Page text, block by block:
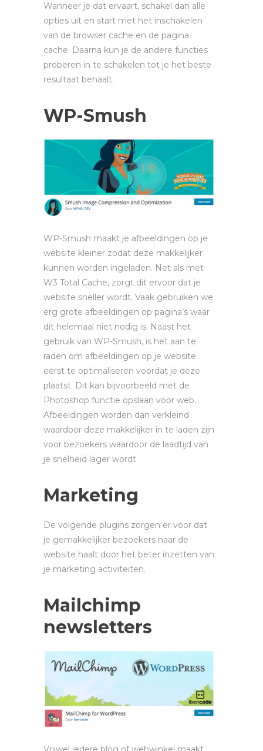
Wanneer je dat ervaart, schakel dan alle
opties uit en start met het inschakelen
van de browser cache en de pagina
cache. Daarna kun je de andere functies
proberen in te schakelen tot je het beste
resultaat behaalt.
WP-Smush
WP-Smush maakt je afbeeldingen op je
website kleiner zodat deze makkelijker
kunnen worden ingeladen. Net als met
W3 Total Cache, zorgt dit ervoor dat je
website sneller wordt. Vaak gebruiken we
erg grote afbeeldingen op pagina’s waar
dit helemaal niet nodig is. Naast het
gebruik van WP-Smush, is het aan te
raden om afbeeldingen op je website
eerst te optimaliseren voordat je deze
plaatst. Dit kan bijvoorbeeld met de
Photoshop functie opslaan voor web.
Afbeeldingen worden dan verkleind
waardoor deze makkelijker in te laden zijn
voor bezoekers waardoor de laadtijd van
je snelheid lager wordt.
Marketing
De volgende plugins zorgen er voor dat
je gemakkelijker bezoekers naar de
website haalt door het beter inzetten van
je marketing activiteiten.
Mailchimp
newsletters